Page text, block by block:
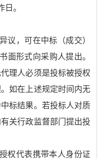
。
议，可在中标（成交）
面形式向采购人提出。
理人必须是投标被授权
如在上述规定时间内无
标结果。若投标人对质
关行政监督部门提出投
权代表携带本人身份证